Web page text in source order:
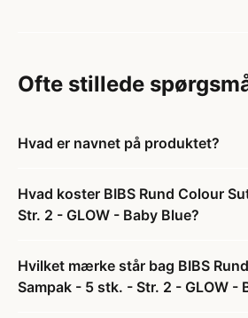
Ofte stillede
Hvad er navnet på produktet?
Hvad koster BIBS Rund Colour
Str. 2 - GLOW - Baby Blue?
Hvilket mærke står bag BIBS
Sampak - 5 stk. - Str. 2 - GLOW -